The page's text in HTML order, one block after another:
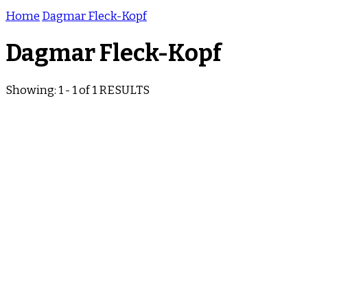
Home Dagmar Fleck-Kopf
Dagmar Fleck-Kopf
Showing: 1 - 1 of 1 RESULTS